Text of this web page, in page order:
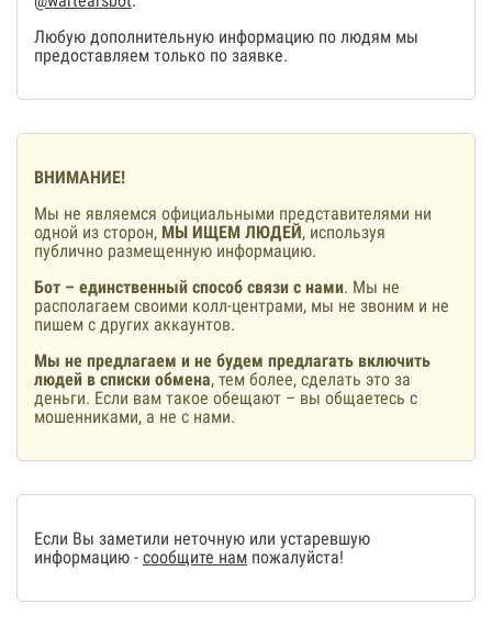
Любую дополнительную информацию по людям мы
предоставляем только по заявке.
ВНИМАНИЕ!
Мы не являемся официальными представителями ни
одной из сторон, МЫ ИЩЕМ ЛЮДЕЙ, используя
публично размещенную информацию.
Бот – единственный способ связи с нами. Мы не
располагаем своими колл-центрами, мы не звоним и не
пишем с других аккаунтов.
Мы не предлагаем и не будем предлагать включить
людей в списки обмена, тем более, сделать это за
деньги. Если вам такое обещают – вы общаетесь с
мошенниками, а не с нами.
Если Вы заметили неточную или устаревшую
информацию - сообщите нам пожалуйста!